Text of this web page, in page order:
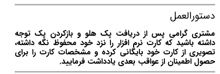
دستورالعمل
مشتری گرامی پس از دریافت پک هلو و بازکردن پک توجه
داشته باشید که کارت نرم افزار را نزد خود محفوظ نگه داشته،
تصویری از کارت خود بایگانی کرده و مشخصات کارت را برای
حصول اطمینان از عواقب بعدی یادداشت فرمایید.